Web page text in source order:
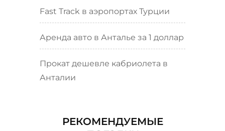
Fast Track в аэропортах Турции
Аренда авто в Анталье за 1 доллар
Прокат дешевле кабриолета в
Анталии
РЕКОМЕНДУЕМЫЕ